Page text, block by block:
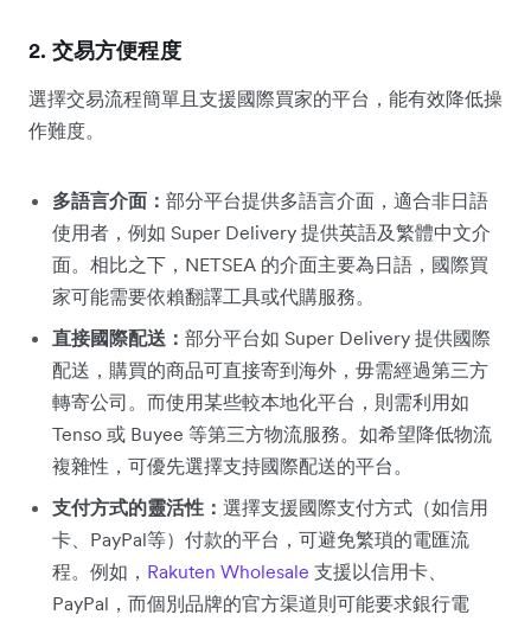
2. 交易方便程度
選擇交易流程簡單且支援國際買家的平台，能有效降低操
作難度。
多語言介面： 部分平台提供多語言介面，適合非日語
使用者，例如 Super Delivery 提供英語及繁體中文介
面。相比之下，NETSEA 的介面主要為日語，國際買
家可能需要依賴翻譯工具或代購服務。
直接國際配送： 部分平台如 Super Delivery 提供國際
配送，購買的商品可直接寄到海外，毋需經過第三方
轉寄公司。而使用某些較本地化平台，則需利用如
Tenso 或 Buyee 等第三方物流服務。如希望降低物流
複雜性，可優先選擇支持國際配送的平台。
支付方式的靈活性： 選擇支援國際支付方式（如信用
卡、PayPal等）付款的平台，可避免繁瑣的電匯流
程。例如， Rakuten Wholesale 支援以信用卡、
PayPal，而個別品牌的官方渠道則可能要求銀行電